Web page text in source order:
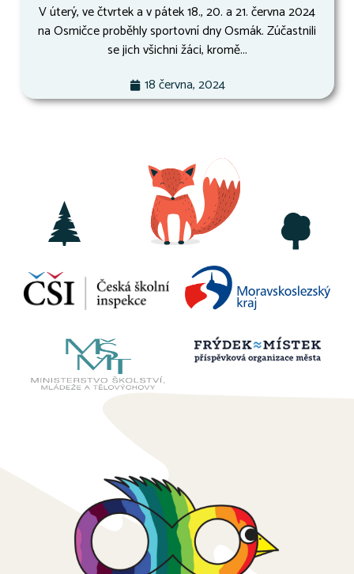
V úterý, ve čtvrtek a v pátek 18., 20. a 21. června 2024
na Osmičce proběhly sportovní dny Osmák. Zúčastnili
se jich všichni žáci, kromě...
18 června, 2024